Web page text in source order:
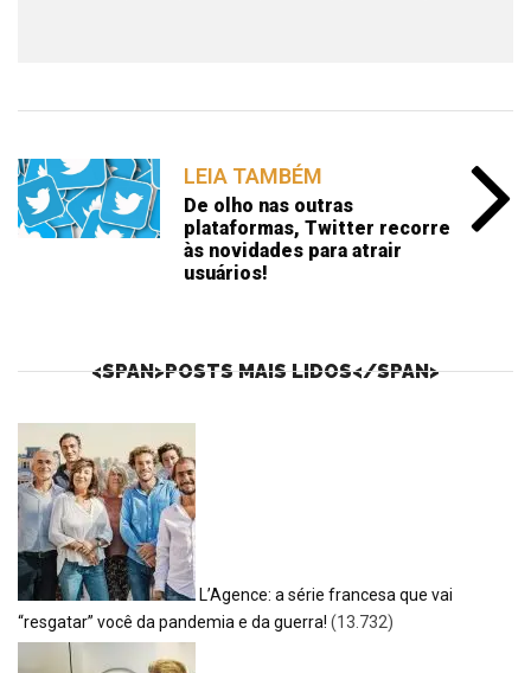
LEIA TAMBÉM
De olho nas outras
plataformas, Twitter recorre
às novidades para atrair
usuários!
<SPAN>POSTS MAIS LIDOS</SPAN>
L’Agence: a série francesa que vai
“resgatar” você da pandemia e da guerra! (13.732)